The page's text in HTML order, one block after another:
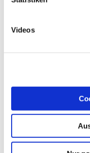
Videos
vermutet
Die Studie belegt
einer
jedoch nicht, ob
Beziehung
besteht.
Krankheit in einem
erscheinen.